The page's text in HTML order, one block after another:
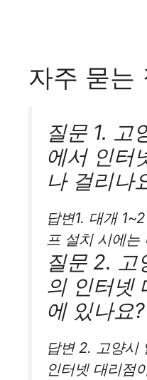
자주 묻는
질문 1. 고
에서 인터
나 걸리나
답변1. 대개
프 설치 시에는
질문 2. 고
의 인터넷
에 있나요?
답변 2. 고양시
인터넷 대리점